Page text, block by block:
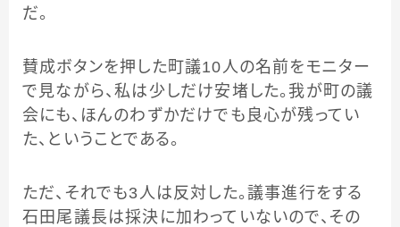
だ。
賛成ボタンを押した町議10人の名前をモニター
で見ながら、私は少しだけ安堵した。我が町の議
会にも、ほんのわずかだけでも良心が残ってい
た、ということである。
ただ、それでも3人は反対した。議事進行をする
石田尾議長は採決に加わっていないので、その